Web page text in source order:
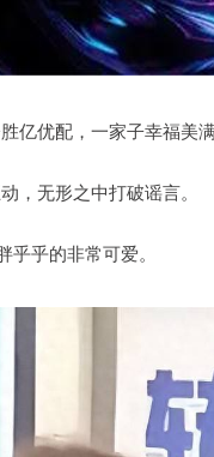
亿优配，一家子幸福美
，无形之中打破谣言。
乎乎的非常可爱。
47.56 1.35%